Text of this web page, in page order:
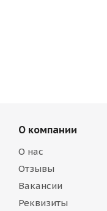
О компании
О нас
Отзывы
Вакансии
Реквизиты